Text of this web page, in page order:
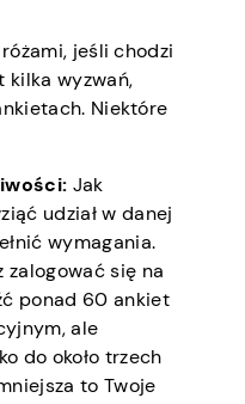
jeśli chodzi
kilka wyzwań,
Niektóre
Jak
udział w danej
wymagania.
zalogować się na
ponad 60 ankiet
ale
do około trzech
to Twoje